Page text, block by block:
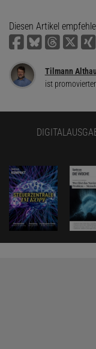
Diesen Artikel
Tilmann
ist